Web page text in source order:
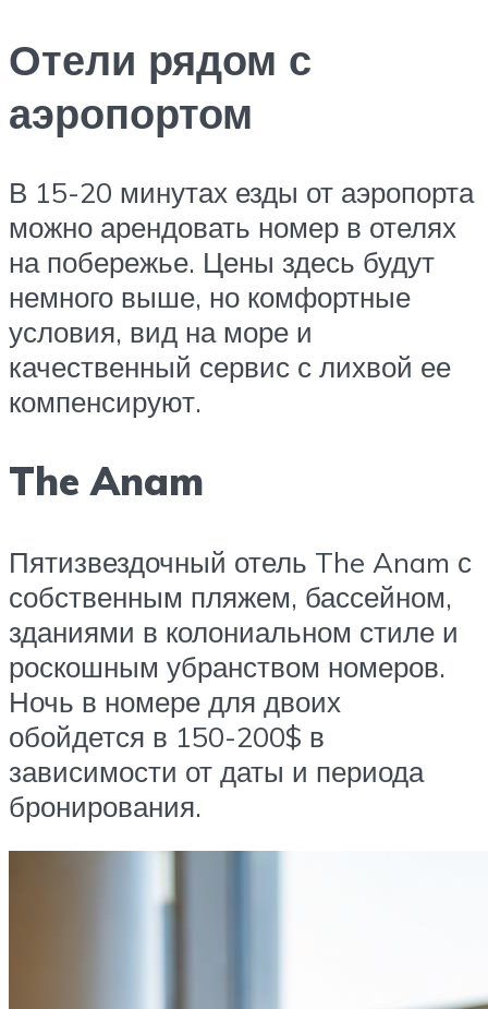
Отели рядом с
аэропортом
В 15-20 минутах езды от аэропорта
можно арендовать номер в отелях
на побережье. Цены здесь будут
немного выше, но комфортные
условия, вид на море и
качественный сервис с лихвой ее
компенсируют.
The Anam
Пятизвездочный отель The Anam с
собственным пляжем, бассейном,
зданиями в колониальном стиле и
роскошным убранством номеров.
Ночь в номере для двоих
обойдется в 150-200$ в
зависимости от даты и периода
бронирования.